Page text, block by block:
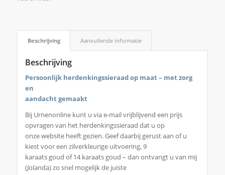
Beschrijving Aanvullende informatie
Beschrijving
Persoonlijk herdenkingssieraad op maat – met zorg
en
aandacht gemaakt
Bij Urnenonline kunt u via e-mail vrijblijvend een prijs
opvragen van het herdenkingssieraad dat u op
onze website heeft gezien. Geef daarbij gerust aan of u
kiest voor een zilverkleurige uitvoering, 9
karaats goud of 14 karaats goud – dan ontvangt u van mij
(Jolanda) zo snel mogelijk de juiste